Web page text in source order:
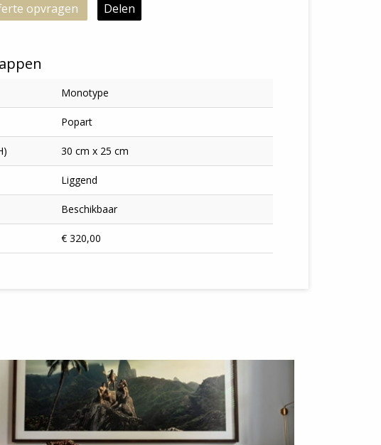
opvragen Delen
Monotype
Popart
30 cm x 25 cm
Liggend
Beschikbaar
€ 320,00
×